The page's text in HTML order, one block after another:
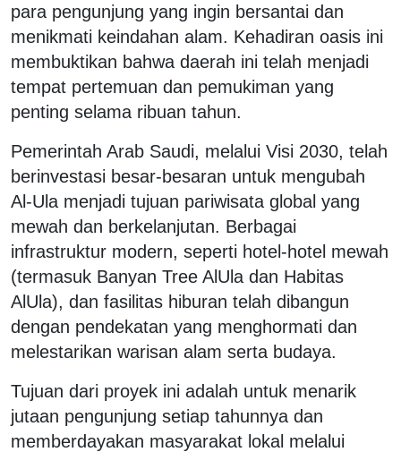
para pengunjung yang ingin bersantai dan
menikmati keindahan alam. Kehadiran oasis ini
membuktikan bahwa daerah ini telah menjadi
tempat pertemuan dan pemukiman yang
penting selama ribuan tahun.
Pemerintah Arab Saudi, melalui Visi 2030, telah
berinvestasi besar-besaran untuk mengubah
Al-Ula menjadi tujuan pariwisata global yang
mewah dan berkelanjutan. Berbagai
infrastruktur modern, seperti hotel-hotel mewah
(termasuk Banyan Tree AlUla dan Habitas
AlUla), dan fasilitas hiburan telah dibangun
dengan pendekatan yang menghormati dan
melestarikan warisan alam serta budaya.
Tujuan dari proyek ini adalah untuk menarik
jutaan pengunjung setiap tahunnya dan
memberdayakan masyarakat lokal melalui